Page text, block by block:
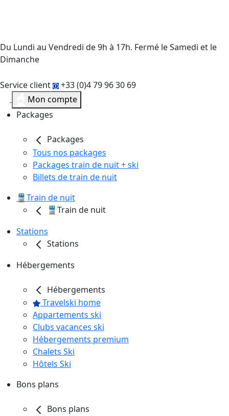
Du Lundi au Vendredi de 9h à 17h. Fermé le Samedi et le
Dimanche
Service client
+33 (0)4 79 96 30 69
Mon compte
Packages
Packages
Tous nos packages
Packages train de nuit + ski
Billets de train de nuit
🚆Train de nuit
🚆Train de nuit
Stations
Stations
Hébergements
Hébergements
Travelski home
Appartements ski
Clubs vacances ski
Hébergements premium
Chalets Ski
Hôtels Ski
Bons plans
Bons plans